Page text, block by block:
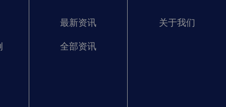
关于我们
最新资讯
全部资讯